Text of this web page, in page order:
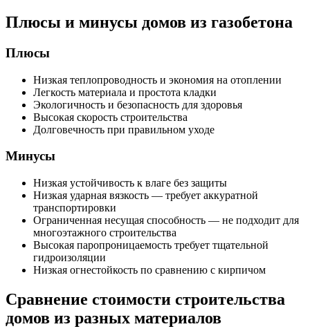
Плюсы и минусы домов из газобетона
Плюсы
Низкая теплопроводность и экономия на отоплении
Легкость материала и простота кладки
Экологичность и безопасность для здоровья
Высокая скорость строительства
Долговечность при правильном уходе
Минусы
Низкая устойчивость к влаге без защиты
Низкая ударная вязкость — требует аккуратной
транспортировки
Ограниченная несущая способность — не подходит для
многоэтажного строительства
Высокая паропроницаемость требует тщательной
гидроизоляции
Низкая огнестойкость по сравнению с кирпичом
Сравнение стоимости строительства
домов из разных материалов